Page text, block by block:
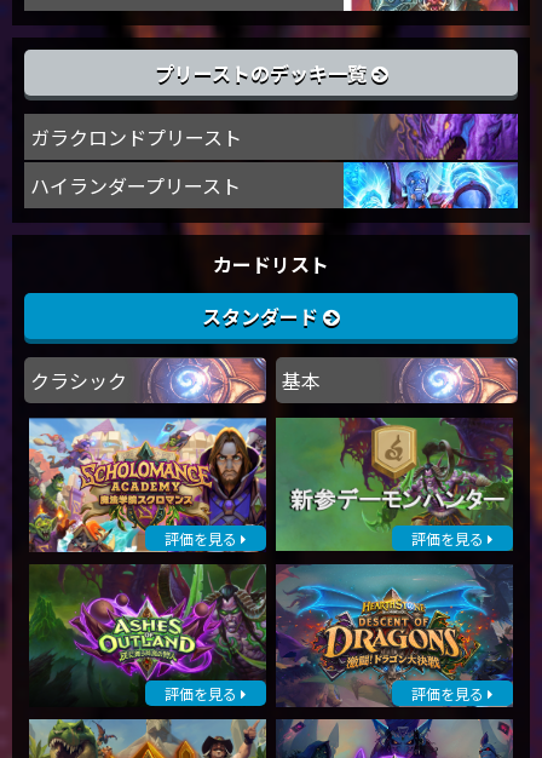
プリーストのデッキ一覧
ガラクロンドプリースト
ハイランダープリースト
カードリスト
スタンダード
クラシック 基本
評価を見る 評価を見る
評価を見る 評価を見る